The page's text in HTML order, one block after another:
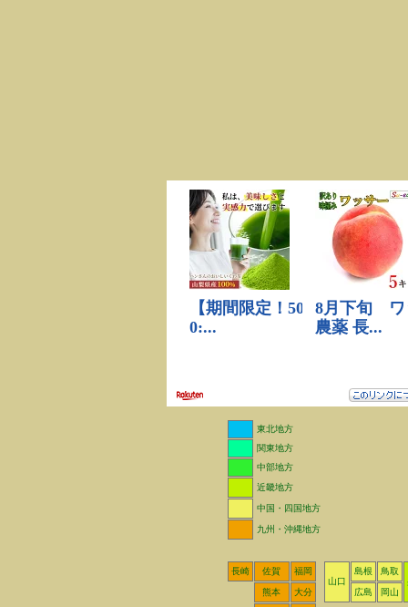
東北地方
関東地方
中部地方
近畿地方
中国・四国地方
九州・沖縄地方
長崎 佐賀
福岡
山口
島根
鳥取
熊本
大分 広島 岡山